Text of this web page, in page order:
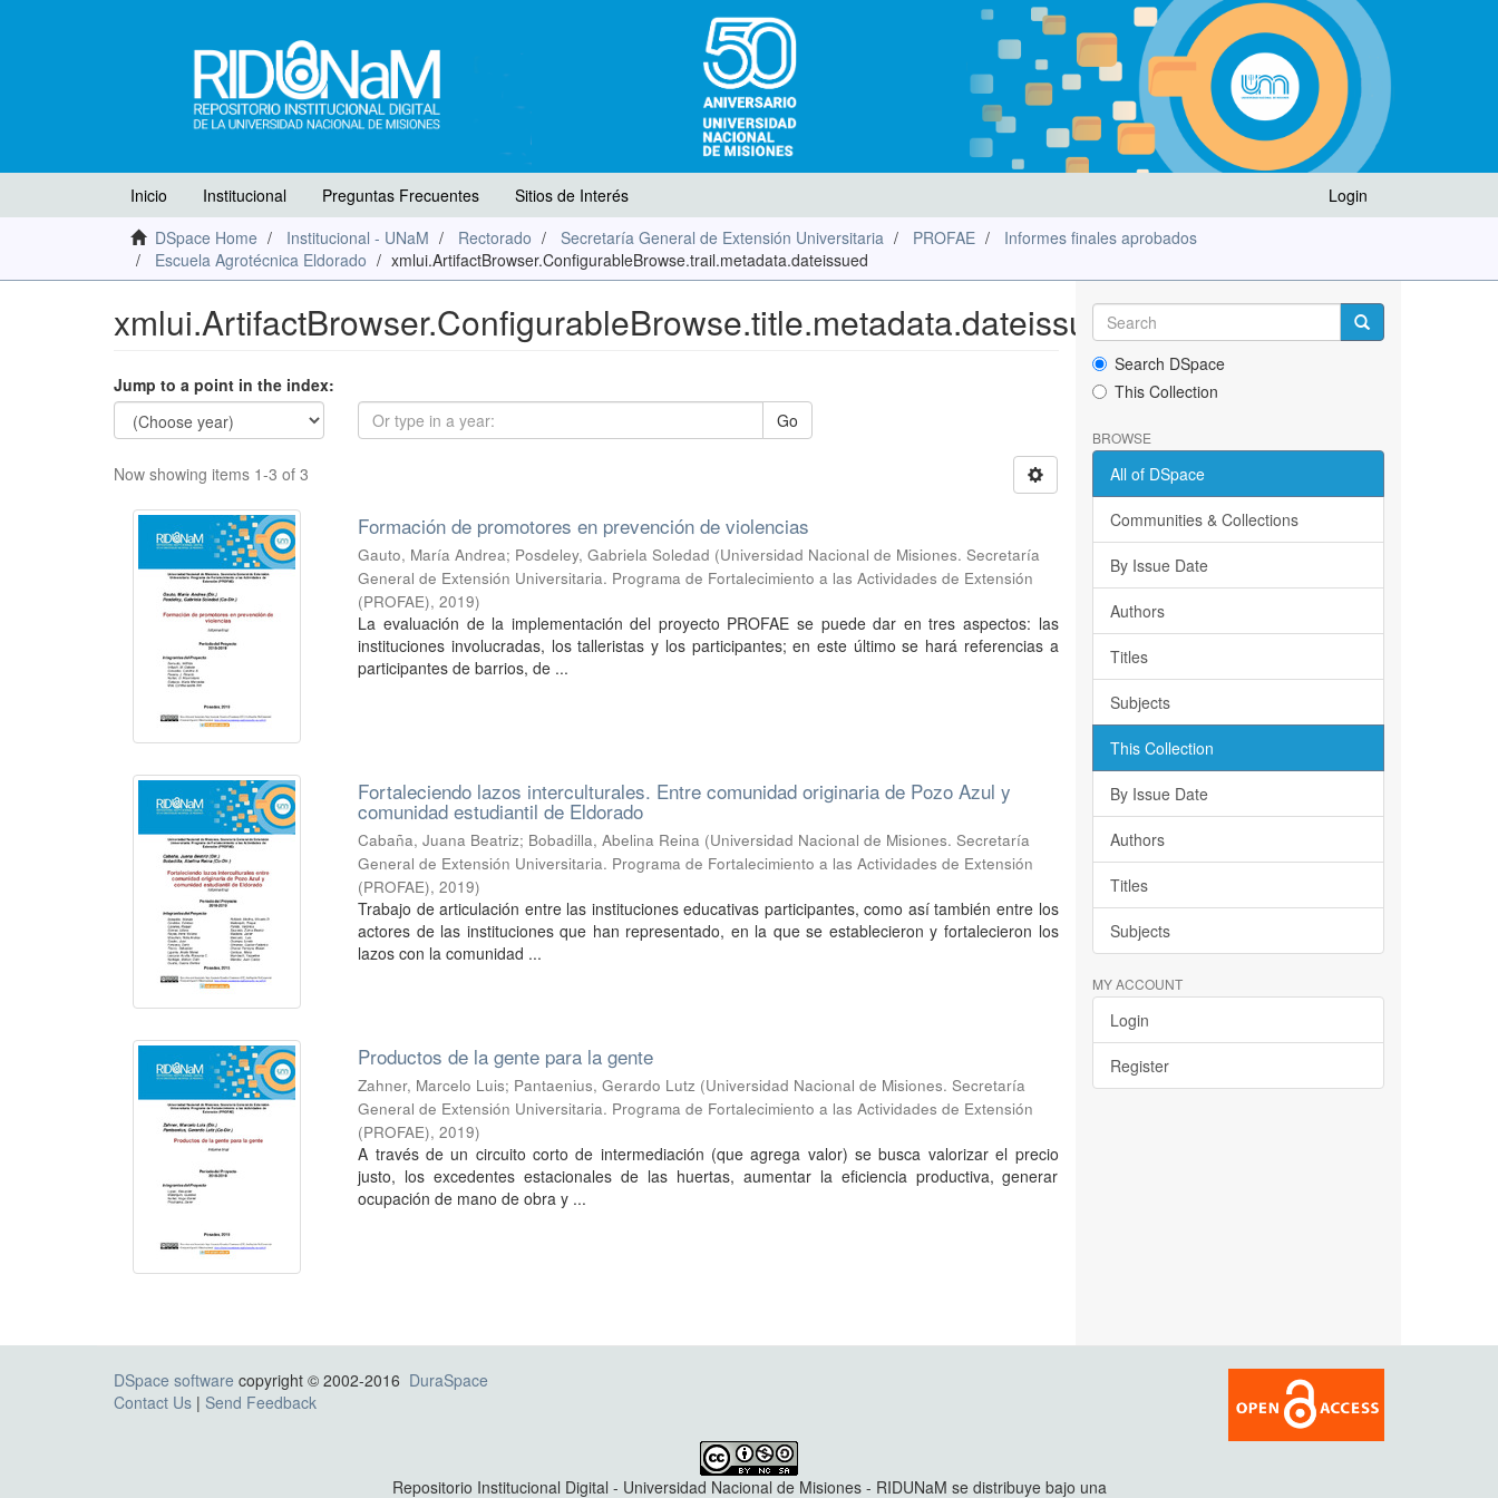
Login
Inicio Institucional Preguntas Frecuentes
Sitios de Interés
DSpace Home
Institucional - UNaM Rectorado Secretaría General de Extensión Universitaria PROFAE
Informes finales aprobados
Escuela Agrotécnica Eldorado
xmlui.ArtifactBrowser.ConfigurableBrowse.trail.metadata.dateissued
xmlui.ArtifactBrowser.ConfigurableBrowse.title.metadata.dateissued
Jump to a point in the index:
Go
Now showing items 1-3 of 3
Formación de promotores en prevención de violencias
Gauto, María Andrea; Posdeley, Gabriela Soledad (Universidad Nacional de Misiones. Secretaría
General de Extensión Universitaria. Programa de Fortalecimiento a las Actividades de Extensión
(PROFAE),2019)
La evaluación de la implementación del proyecto PROFAE se puede dar en tres aspectos: las
instituciones involucradas, los talleristas y los participantes; en este último se hará referencias a
participantes de barrios, de ...
Fortaleciendo lazos interculturales. Entre comunidad originaria de Pozo Azul y
comunidad estudiantil de Eldorado
Cabaña, Juana Beatriz; Bobadilla, Abelina Reina (Universidad Nacional de Misiones. Secretaría
General de Extensión Universitaria. Programa de Fortalecimiento a las Actividades de Extensión
(PROFAE),2019)
Trabajo de articulación entre las instituciones educativas participantes, como así también entre los
actores de las instituciones que han representado, en la que se establecieron y fortalecieron los
lazos con la comunidad ...
Productos de la gente para la gente
Zahner, Marcelo Luis; Pantaenius, Gerardo Lutz (Universidad Nacional de Misiones. Secretaría
General de Extensión Universitaria. Programa de Fortalecimiento a las Actividades de Extensión
(PROFAE),2019)
A través de un circuito corto de intermediación (que agrega valor) se busca valorizar el precio
justo, los excedentes estacionales de las huertas, aumentar la eficiencia productiva, generar
ocupación de mano de obra y ...
Search DSpace
This Collection
BROWSE
All of DSpace
Communities & Collections
By Issue Date
Authors
Titles
Subjects
This Collection
By Issue Date
Authors
Titles
Subjects
MY ACCOUNT
Login
Register
DSpace software copyright © 2002-2016 DuraSpace
Contact Us | Send Feedback
Repositorio Institucional Digital - Universidad Nacional de Misiones - RIDUNaM se distribuye bajo una